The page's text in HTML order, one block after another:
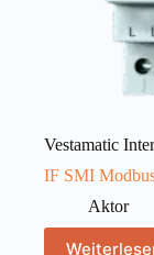
Vestamatic
IF SMI
Aktor